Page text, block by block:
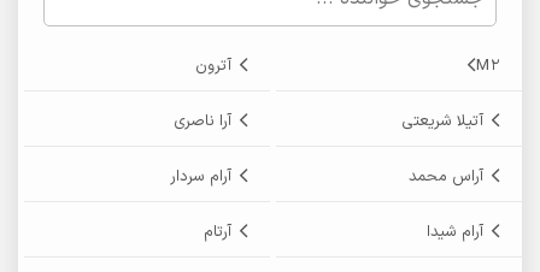
M2 آترون
آتیلا شریعتی آرا ناصری
آراس محمد آرام سردار
آرام شیدا آرتام